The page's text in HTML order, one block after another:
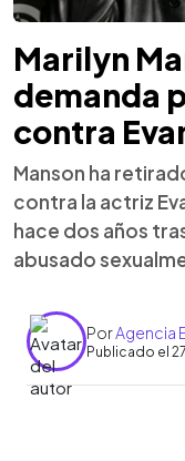
Marilyn
demanda
contra
Manson ha
contra la actriz
hace dos años
abusado
PorAgencia
Publicado el